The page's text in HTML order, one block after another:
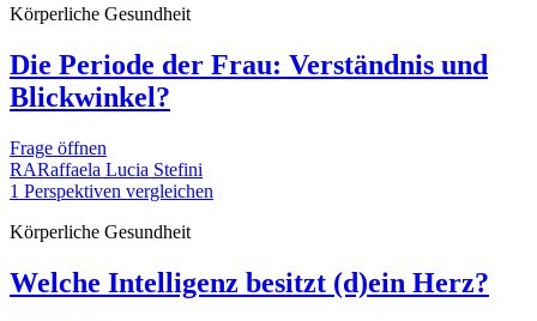
Körperliche Gesundheit
Die Periode der Frau: Verständnis und
Blickwinkel?
Frage öffnen
RARaffaela Lucia Stefini
1 Perspektiven vergleichen
Körperliche Gesundheit
Welche Intelligenz besitzt (d)ein Herz?